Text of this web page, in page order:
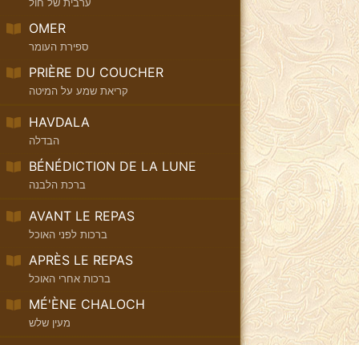
ערבית של חול
OMER
ספירת העומר
PRIÈRE DU COUCHER
קריאת שמע על המיטה
HAVDALA
הבדלה
BÉNÉDICTION DE LA LUNE
ברכת הלבנה
AVANT LE REPAS
ברכות לפני האוכל
APRÈS LE REPAS
ברכות אחרי האוכל
MÉ'ÈNE CHALOCH
מעין שלש